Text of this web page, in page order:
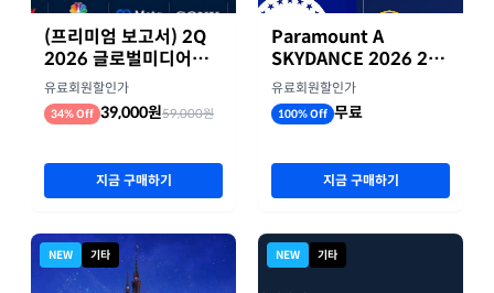
(프리미엄 보고서) 2Q
2026 글로벌미디어기
업 실적 종합 보고서
유료회원할인가
34% Off 39,000원59,000원
지금 구매하기
NEW 기타
Paramount A
SKYDANCE 2026 2분
기 실적
유료회원할인가
100% Off 무료
지금 구매하기
NEW 기타